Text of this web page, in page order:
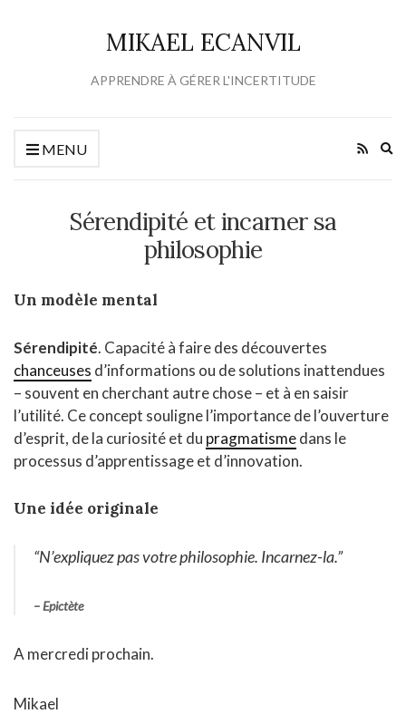
MIKAEL ECANVIL
APPRENDRE À GÉRER L'INCERTITUDE
MENU
Sérendipité et incarner sa
philosophie
Un modèle mental
Sérendipité. Capacité à faire des découvertes
chanceuses d’informations ou de solutions inattendues
– souvent en cherchant autre chose – et à en saisir
l’utilité. Ce concept souligne l’importance de l’ouverture
d’esprit, de la curiosité et du pragmatismedans le
processus d’apprentissage et d’innovation.
Une idée originale
“N’expliquez pas votre philosophie. Incarnez-la.”
– Epictète
A mercredi prochain.
Mikael